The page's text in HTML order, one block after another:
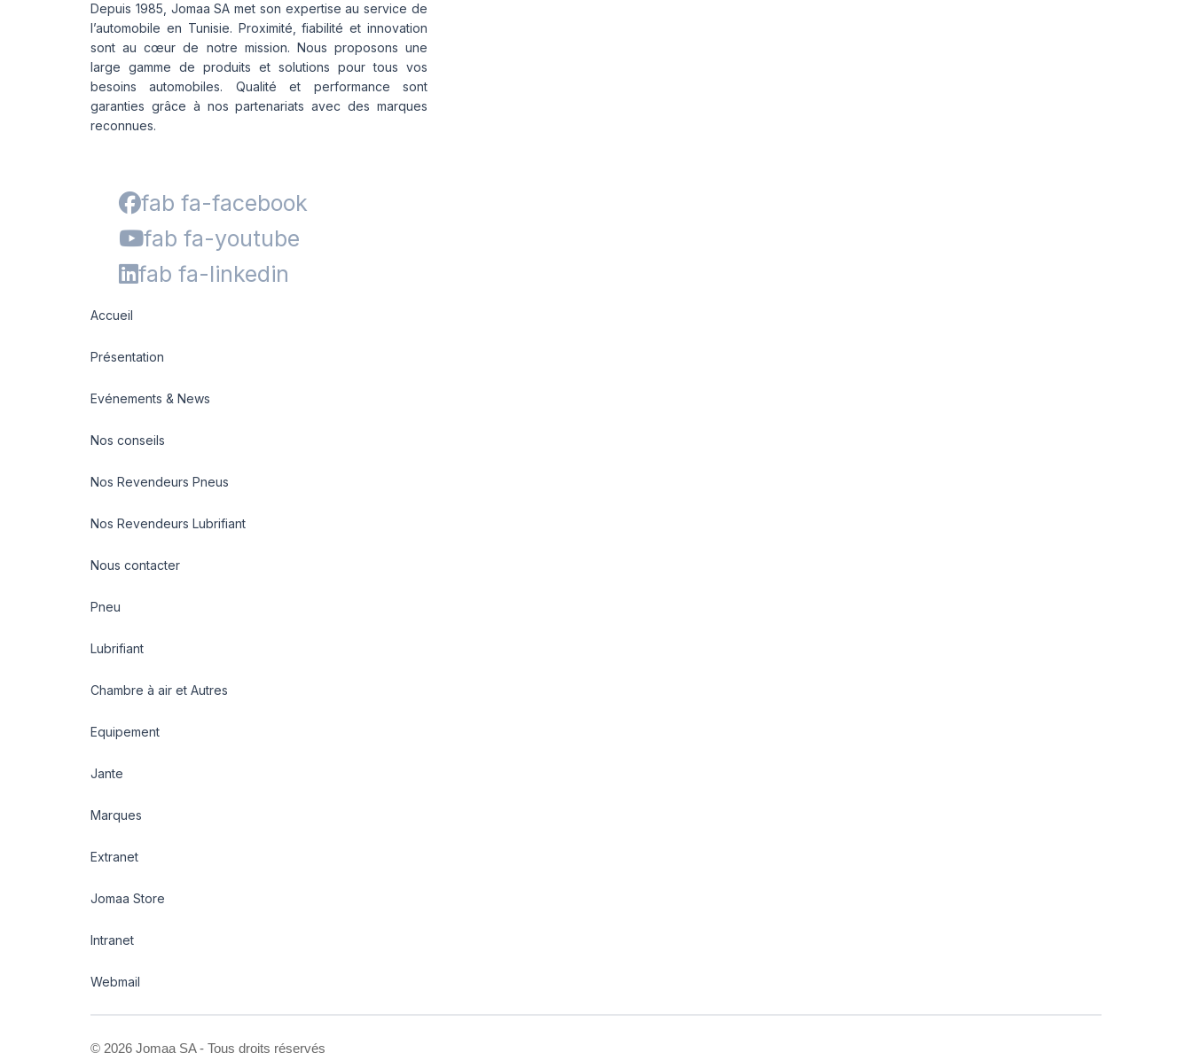
Depuis 1985, Jomaa SA met son expertise au service de
l’automobile en Tunisie. Proximité, fiabilité et innovation
sont au cœur de notre mission. Nous proposons une
large gamme de produits et solutions pour tous vos
besoins automobiles. Qualité et performance sont
garanties grâce à nos partenariats avec des marques
reconnues.
fab fa-facebook
fab fa-youtube
fab fa-linkedin
Accueil
Présentation
Evénements & News
Nos conseils
Nos Revendeurs Pneus
Nos Revendeurs Lubrifiant
Nous contacter
Pneu
Lubrifiant
Chambre à air et Autres
Equipement
Jante
Marques
Extranet
Jomaa Store
Intranet
Webmail
© 2026 Jomaa SA - Tous droits réservés